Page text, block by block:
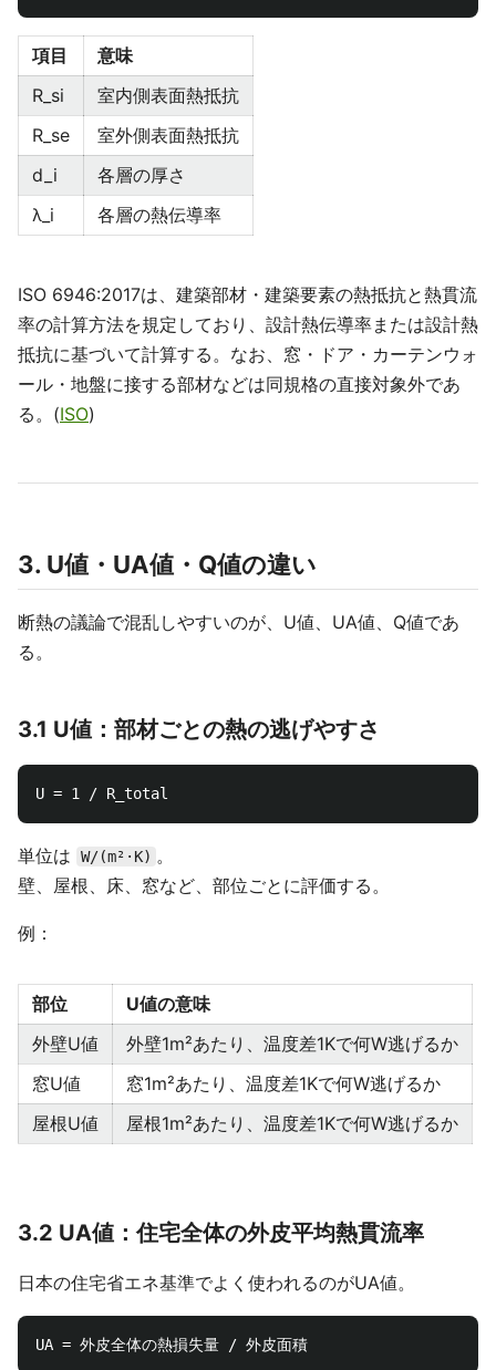
項目
意味
R_si
室内側表面熱抵抗
R_se
室外側表面熱抵抗
d_i
各層の厚さ
λ_i
各層の熱伝導率
ISO 6946:2017は、建築部材・建築要素の熱抵抗と熱貫流
率の計算方法を規定しており、設計熱伝導率または設計熱
抵抗に基づいて計算する。なお、窓・ドア・カーテンウォ
ール・地盤に接する部材などは同規格の直接対象外であ
る。(ISO)
3. U値・UA値・Q値の違い
断熱の議論で混乱しやすいのが、U値、UA値、Q値であ
る。
3.1 U値：部材ごとの熱の逃げやすさ
単位は W/(m²·K) 。
壁、屋根、床、窓など、部位ごとに評価する。
例：
部位
U値の意味
外壁U値
外壁1m²あたり、温度差1Kで何W逃げるか
窓U値
窓1m²あたり、温度差1Kで何W逃げるか
屋根U値
屋根1m²あたり、温度差1Kで何W逃げるか
3.2 UA値：住宅全体の外皮平均熱貫流率
日本の住宅省エネ基準でよく使われるのがUA値。